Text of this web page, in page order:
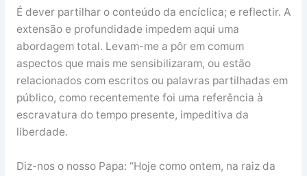
É dever partilhar o conteúdo da encíclica; e reflectir. A
extensão e profundidade impedem aqui uma
abordagem total. Levam-me a pôr em comum
aspectos que mais me sensibilizaram, ou estão
relacionados com escritos ou palavras partilhadas em
público, como recentemente foi uma referência à
escravatura do tempo presente, impeditiva da
liberdade.
Diz-nos o nosso Papa: “Hoje como ontem, na raiz da